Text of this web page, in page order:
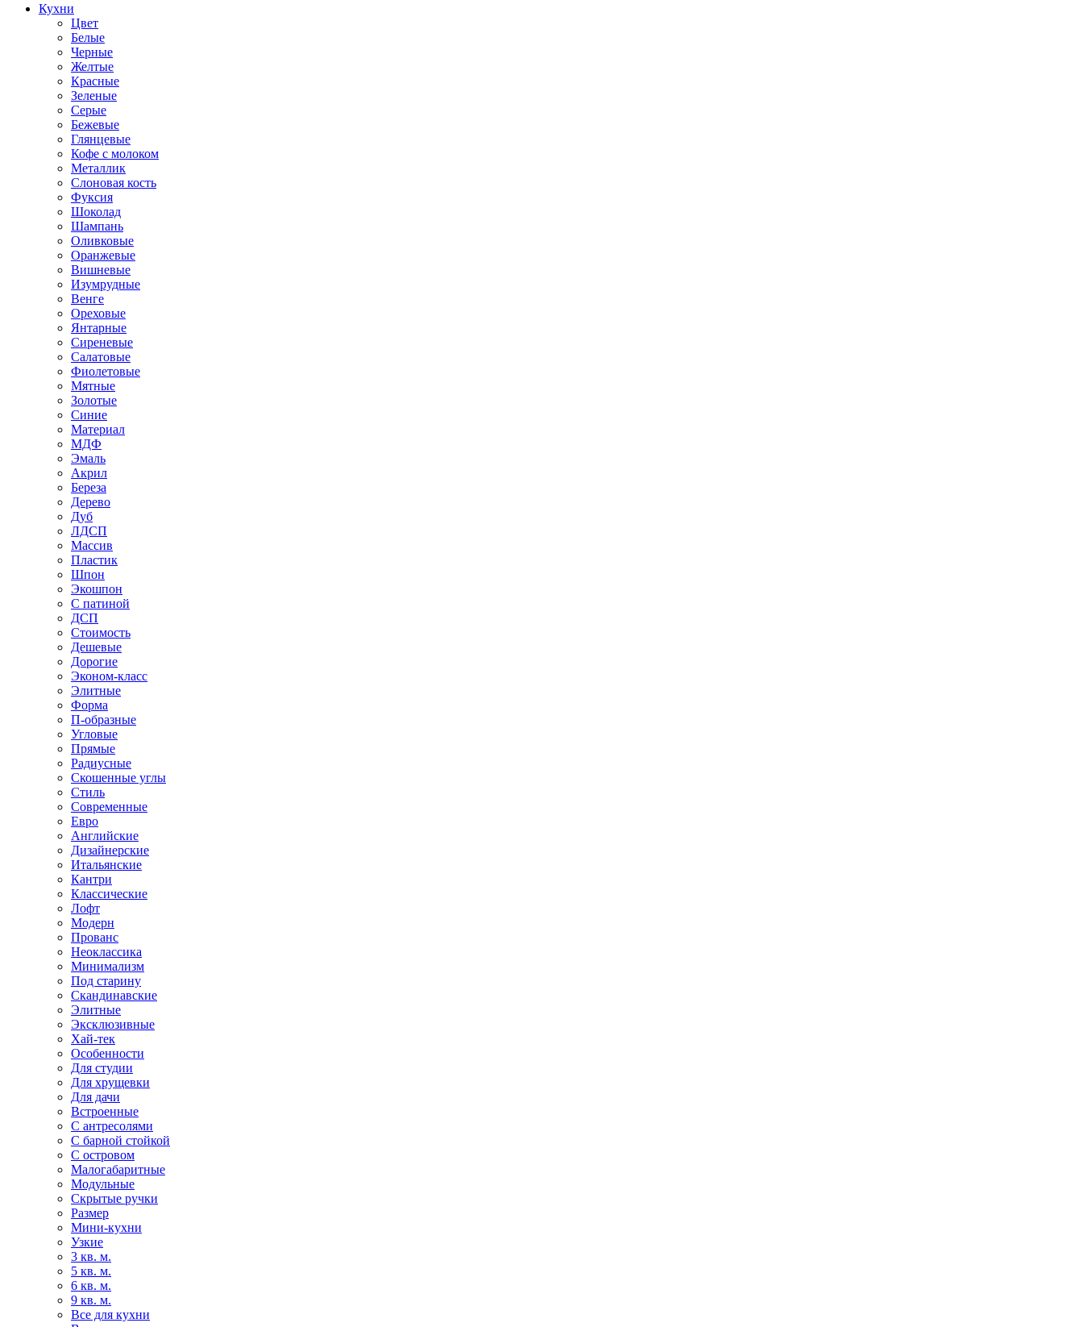
Кухни
Цвет
Белые
Черные
Желтые
Красные
Зеленые
Серые
Бежевые
Глянцевые
Кофе с молоком
Металлик
Слоновая кость
Фуксия
Шоколад
Шампань
Оливковые
Оранжевые
Вишневые
Изумрудные
Венге
Ореховые
Янтарные
Сиреневые
Салатовые
Фиолетовые
Мятные
Золотые
Синие
Материал
МДФ
Эмаль
Акрил
Береза
Дерево
Дуб
ЛДСП
Массив
Пластик
Шпон
Экошпон
С патиной
ДСП
Стоимость
Дешевые
Дорогие
Эконом-класс
Элитные
Форма
П-образные
Угловые
Прямые
Радиусные
Скошенные углы
Стиль
Современные
Евро
Английские
Дизайнерские
Итальянские
Кантри
Классические
Лофт
Модерн
Прованс
Неоклассика
Минимализм
Под старину
Скандинавские
Элитные
Эксклюзивные
Хай-тек
Особенности
Для студии
Для хрущевки
Для дачи
Встроенные
С антресолями
С барной стойкой
С островом
Малогабаритные
Модульные
Скрытые ручки
Размер
Мини-кухни
Узкие
3 кв. м.
5 кв. м.
6 кв. м.
9 кв. м.
Все для кухни